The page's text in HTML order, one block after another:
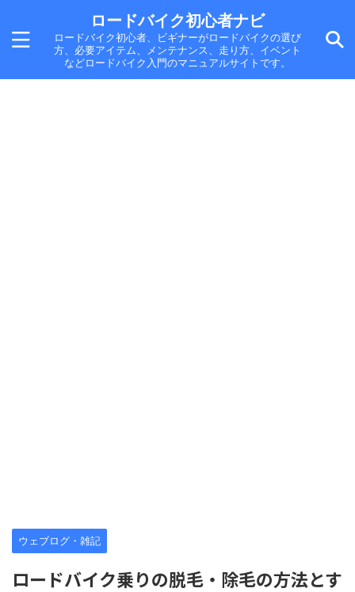
ロードバイク初心者ナビ
ロードバイク初心者、ビギナーがロードバイクの選び
方、必要アイテム、メンテナンス、走り方、イベント
などロードバイク入門のマニュアルサイトです。
ウェブログ・雑記
ロードバイク乗りの脱毛・除毛の方法とす